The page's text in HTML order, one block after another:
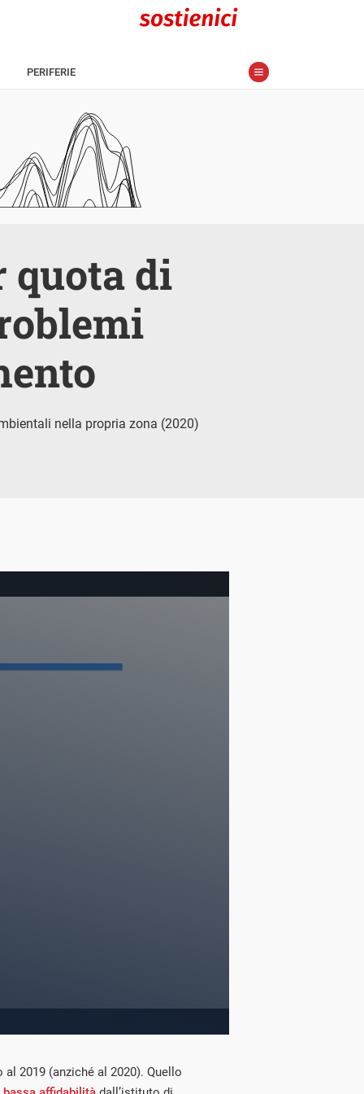
PERIFERIE
quota di
nella propria zona (2020)
2019 (anziché al 2020). Quello